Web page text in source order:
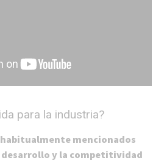
para la industria?
mencionados
desarrollo y la competitividad